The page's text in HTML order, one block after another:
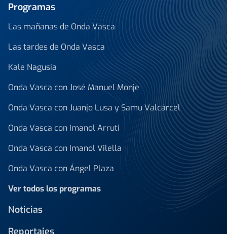
Programas
Las mañanas de Onda Vasca
Las tardes de Onda Vasca
Kale Nagusia
Onda Vasca con José Manuel Monje
Onda Vasca con Juanjo Lusa y Samu Valcárcel
Onda Vasca con Imanol Arruti
Onda Vasca con Imanol Vilella
Onda Vasca con Ángel Plaza
Ver todos los programas
Noticias
Reportajes